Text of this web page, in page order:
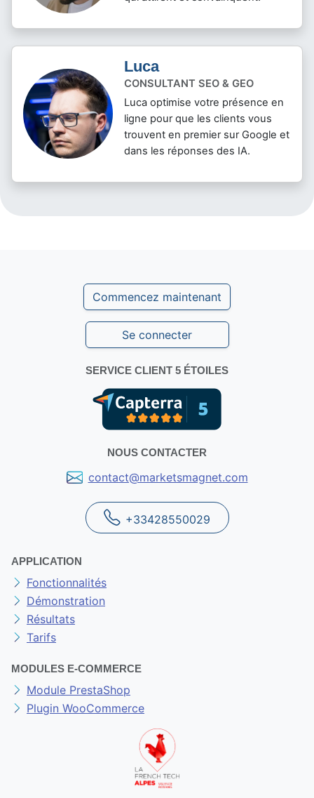
Luca
CONSULTANT SEO & GEO
Luca optimise votre présence en
ligne pour que les clients vous
trouvent en premier sur Google et
dans les réponses des IA.
Commencez maintenant
Se connecter
SERVICE CLIENT 5 ÉTOILES
NOUS CONTACTER
contact@marketsmagnet.com
+33428550029
APPLICATION
Fonctionnalités
Démonstration
Résultats
Tarifs
MODULES E-COMMERCE
Module PrestaShop
Plugin WooCommerce